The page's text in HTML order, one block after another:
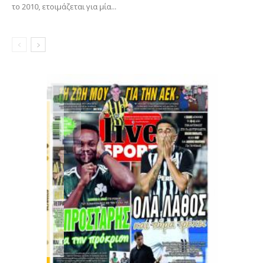
το 2010, ετοιμάζεται για μία...